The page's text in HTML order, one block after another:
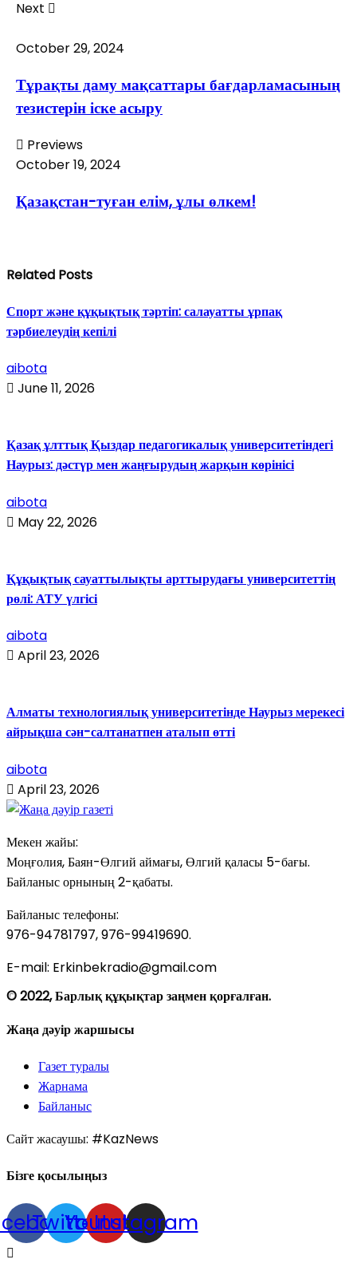
Next
October 29, 2024
Тұрақты даму мақсаттары бағдарламасының
тезистерін іске асыру
Previews
October 19, 2024
Қазақстан-туған елім, ұлы өлкем!
Related Posts
Спорт және құқықтық тәртіп: салауатты ұрпақ
тәрбиелеудің кепілі
aibota
June 11, 2026
Қазақ ұлттық Қыздар педагогикалық университетіндегі
Наурыз: дәстүр мен жаңғырудың жарқын көрінісі
aibota
May 22, 2026
Құқықтық сауаттылықты арттырудағы университеттің
рөлі: АТУ үлгісі
aibota
April 23, 2026
Алматы технологиялық университетінде Наурыз мерекесі
айрықша сән-салтанатпен аталып өтті
aibota
April 23, 2026
Мекен жайы:
Моңғолия, Баян-Өлгий аймағы, Өлгий қаласы 5-бағы.
Байланыс орнының 2-қабаты.
Байланыс телефоны:
976-94781797, 976-99419690.
E-mail: Erkinbekradio@gmail.com
© 2022, Барлық құқықтар заңмен қорғалған.
Жаңа дәуір жаршысы
Газет туралы
Жарнама
Байланыс
Сайт жасаушы: #KazNews
Бізге қосылыңыз
TwitterYoutube
Instagram